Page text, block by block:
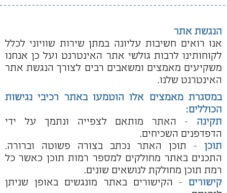
הנגשת אתר
אנו רואים חשיבות עליונה במתן שירות שוויוני לכלל
לקוחותינו לרבות גולשי אתר האינטרנט ועל כן אנחנו
משקיעים מאמצים ומשאבים רבים לצורך הנגשת אתר
האינטרנט שלנו.
במסגרת מאמצים אלו הוטמעו באתר רכיבי נגישות
הכוללים:
תקינה - האתר מותאם לצפייה ונתמך על ידי
הדפדפנים השכיחים.
תוכן - תוכן האתר נכתב בצורה פשוטה וברורה.
התכנים באתר מחולקים למספר רמות תוכן כאשר כל
רמת תוכן מחולקת לנושאים שונים.
קישורים - הקישורים באתר מונגשים באופן שניתן